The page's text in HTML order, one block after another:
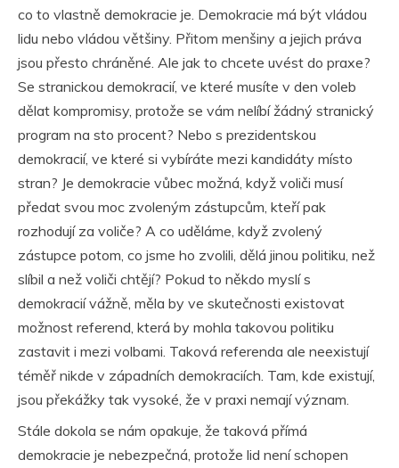
co to vlastně demokracie je. Demokracie má být vládou
lidu nebo vládou většiny. Přitom menšiny a jejich práva
jsou přesto chráněné. Ale jak to chcete uvést do praxe?
Se stranickou demokracií, ve které musíte v den voleb
dělat kompromisy, protože se vám nelíbí žádný stranický
program na sto procent? Nebo s prezidentskou
demokracií, ve které si vybíráte mezi kandidáty místo
stran? Je demokracie vůbec možná, když voliči musí
předat svou moc zvoleným zástupcům, kteří pak
rozhodují za voliče? A co uděláme, když zvolený
zástupce potom, co jsme ho zvolili, dělá jinou politiku, než
slíbil a než voliči chtějí? Pokud to někdo myslí s
demokracií vážně, měla by ve skutečnosti existovat
možnost referend, která by mohla takovou politiku
zastavit i mezi volbami. Taková referenda ale neexistují
téměř nikde v západních demokraciích. Tam, kde existují,
jsou překážky tak vysoké, že v praxi nemají význam.
Stále dokola se nám opakuje, že taková přímá
demokracie je nebezpečná, protože lid není schopen